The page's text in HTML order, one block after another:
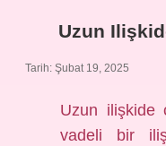
Uzun
Tarih: Şubat 19, 2025
Uzun ilişkide
vadeli bir